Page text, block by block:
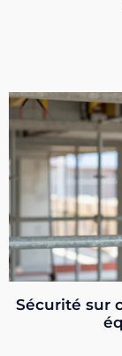
Sécurité sur